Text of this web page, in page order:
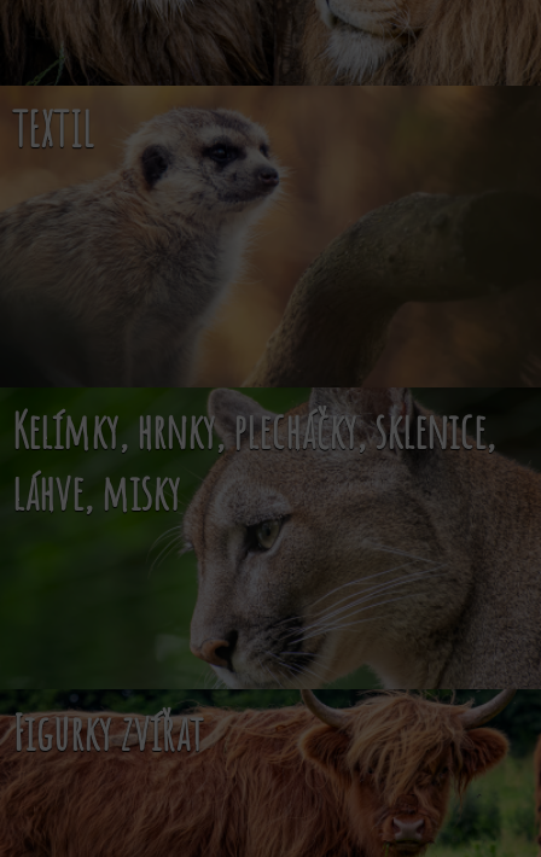
TEXTIL
Kelímky, hrnky, plecháčky, sklenice,
láhve, misky
Figurky zvířat